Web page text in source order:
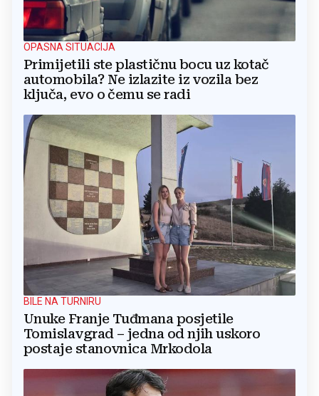
OPASNA SITUACIJA
Primijetili ste plastičnu bocu uz kotač
automobila? Ne izlazite iz vozila bez
ključa, evo o čemu se radi
BILE NA TURNIRU
Unuke Franje Tuđmana posjetile
Tomislavgrad – jedna od njih uskoro
postaje stanovnica Mrkodola